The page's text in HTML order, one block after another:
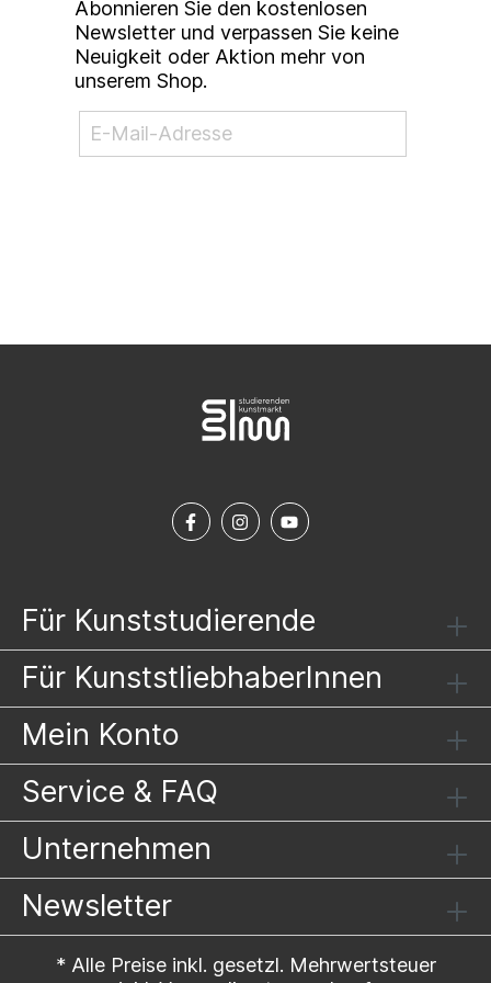
Abonnieren Sie den kostenlosen
Newsletter und verpassen Sie keine
Neuigkeit oder Aktion mehr von
unserem Shop.
Für Kunststudierende
Für KunststliebhaberInnen
Mein Konto
Service & FAQ
Unternehmen
Newsletter
* Alle Preise inkl. gesetzl. Mehrwertsteuer